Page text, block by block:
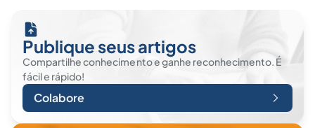
Publique seus artigos
Compartilhe conhecimento e ganhe reconhecimento. É
fácil e rápido!
Colabore